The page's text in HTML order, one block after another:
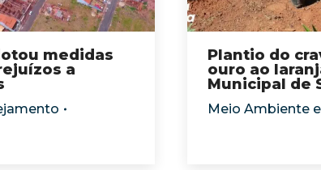
medidas
a
Plantio do
ouro ao
Municipal de
Meio Ambiente